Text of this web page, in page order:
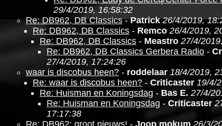
29/4/2019, 16:58:32
Re: DB962, DB Classics-Patrick 26/4/2019,
Re: DB962, DB Classics - Remco 26/4/2019,
Re: DB962, DB Classics - Meastro 27/4/
Re: DB962, DB Classics Gerbera Radio -
27/4/2019, 17:24:26
waar is discobus heen? - roddelaar 18/4/2019,
Re: waar is discobus heen? - Criticaster 19/4/
Re: Huisman en Koningsdag - Bas E. 27/4/
Re: Huisman en Koningsdag - Criticaster
17:17:38
Re: DB962: groot nieuws! - Joop mokum 26/3/